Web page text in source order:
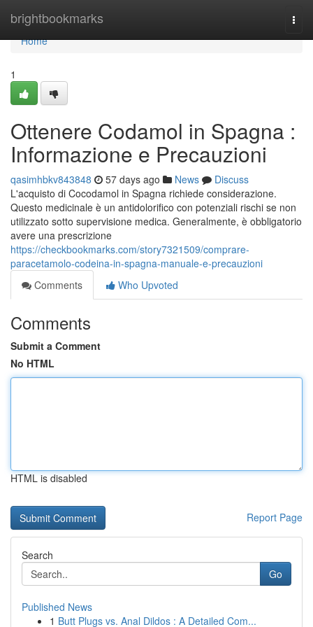
brightbookmarks
Home
Home
1
Ottenere Codamol in Spagna :
Informazione e Precauzioni
qasimhbkv843848 57 days ago News
Discuss
L'acquisto di Cocodamol in Spagna richiede considerazione.
Questo medicinale è un antidolorifico con potenziali rischi se non
utilizzato sotto supervisione medica. Generalmente, è obbligatorio
avere una prescrizione
https://checkbookmarks.com/story7321509/comprare-
paracetamolo-codeina-in-spagna-manuale-e-precauzioni
Comments
Who Upvoted
Comments
Submit a Comment
No HTML
HTML is disabled
Report Page
Search
Go
Published News
1 Butt Plugs vs. Anal Dildos : A Detailed Com...